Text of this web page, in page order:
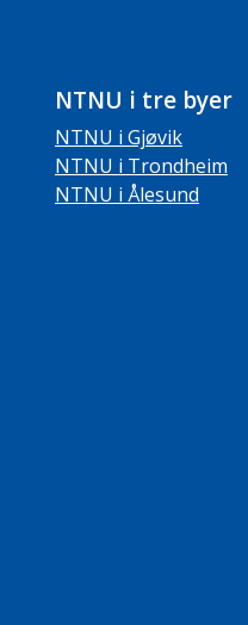
NTNU i tre byer
NTNU i Gjøvik
NTNU i Trondheim
NTNU i Ålesund